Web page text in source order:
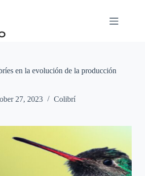
en la evolución de la producción
27, 2023 Colibrí